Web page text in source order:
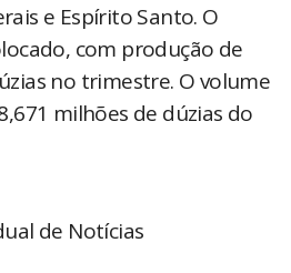
e Espírito Santo. O
com produção de
no trimestre. O volume
milhões de dúzias do
de Notícias